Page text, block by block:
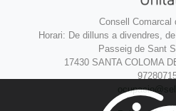
Consell Comarcal
Horari: De dilluns a divendres,
Passeig de Sant
17430 SANTA COLOMA